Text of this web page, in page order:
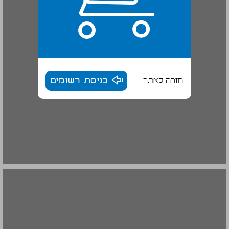
חזרה לאתר כניסת רשומים
3. תהליכי הגלובליזציה של המשפט הבינלאומי: בין מלחמה לשלום - מבנה הספר ... 16